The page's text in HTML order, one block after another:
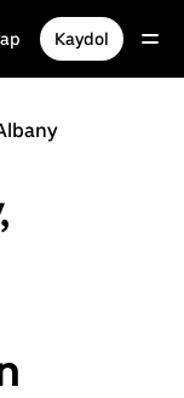
Kaydol